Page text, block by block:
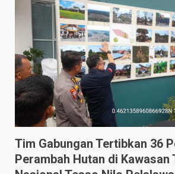
Tim Gabungan Tertibkan 36
Perambah Hutan di Kawasan